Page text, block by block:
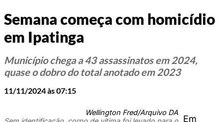
Semana começa com homicídio
em Ipatinga
Município chega a 43 assassinatos em 2024,
quase o dobro do total anotado em 2023
11/11/2024 às 07:15
Wellington Fred/Arquivo DA
Em